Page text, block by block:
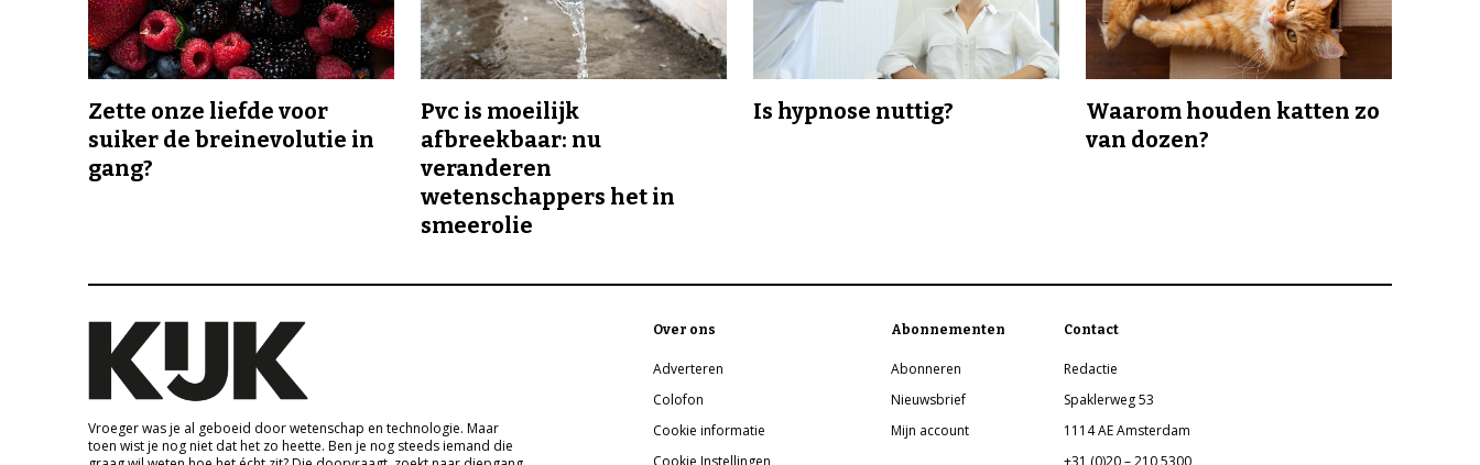
Zette onze liefde voor
suiker de breinevolutie in
gang?
Pvc is moeilijk
afbreekbaar: nu
veranderen
wetenschappers het in
smeerolie
Is hypnose nuttig?
Waarom houden katten zo
van dozen?
Vroeger was je al geboeid door wetenschap en technologie. Maar
toen wist je nog niet dat het zo heette. Ben je nog steeds iemand die
Over ons
Adverteren
Colofon
Cookie informatie
Abonnementen
Abonneren
Nieuwsbrief
Mijn account
Contact
Redactie
Spaklerweg 53
1114 AE Amsterdam